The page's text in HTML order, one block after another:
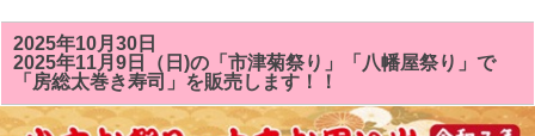
月
の
房
総
太
巻
き
2025年10月30日
2025年11月9日（日)の「市津菊祭り」「八幡屋祭り」で
「房総太巻き寿司」を販売します！！